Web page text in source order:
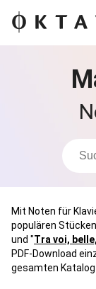
Mit Noten für
populären
und "Tra voi,
PDF-Download
gesamten Katalog